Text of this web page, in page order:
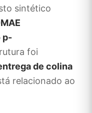
sintético
p-
foi
de colina
relacionado ao